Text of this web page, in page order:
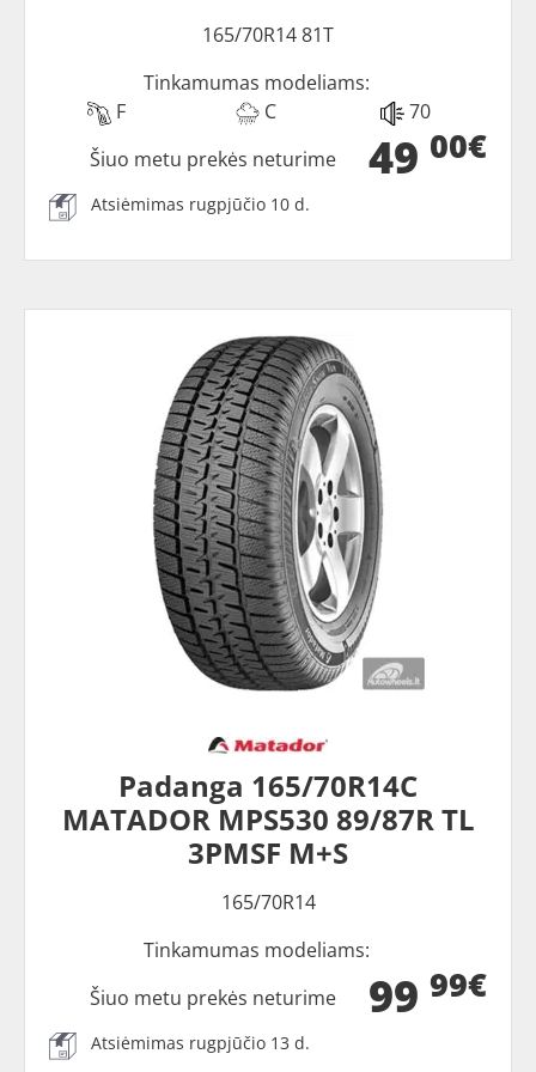
165/70R14 81T
Tinkamumas modeliams:
F
C 70
49 00€
Šiuo metu prekės neturime
Atsiėmimas rugpjūčio 10 d.
Padanga 165/70R14C
MATADOR MPS530 89/87R TL
3PMSF M+S
165/70R14
Tinkamumas modeliams:
99 99€
Šiuo metu prekės neturime
Atsiėmimas rugpjūčio 13 d.